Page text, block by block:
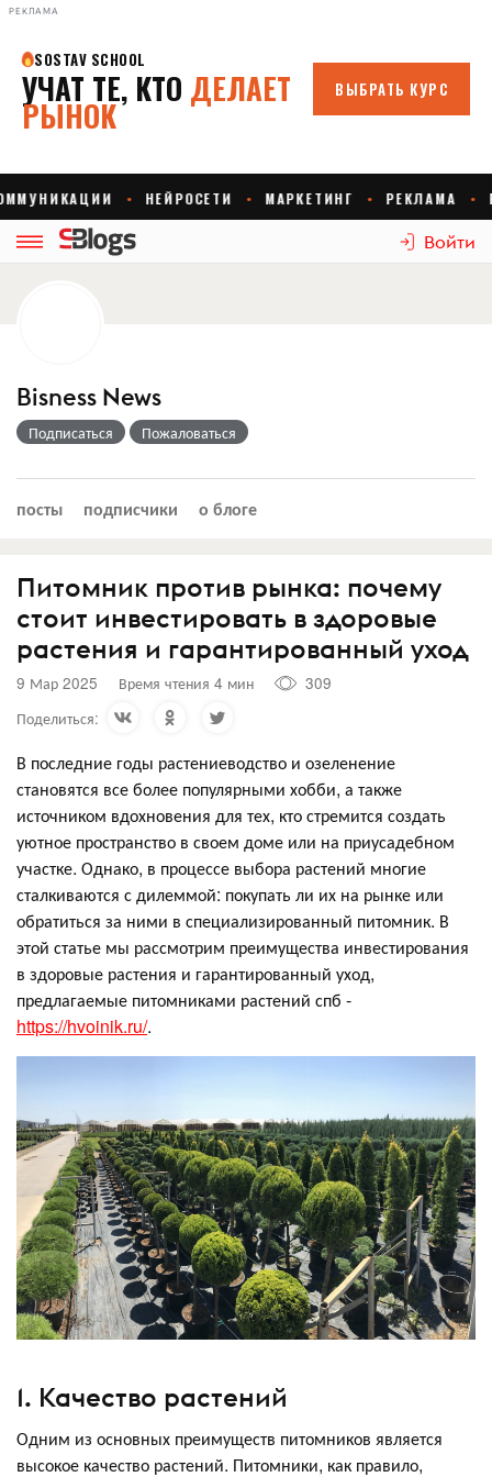
РЕКЛАМА
Войти
Bisness News
Подписаться Пожаловаться
посты подписчики о блоге
Питомник против рынка: почему
стоит инвестировать в здоровые
растения и гарантированный уход
9 Мар 2025 Время чтения 4 мин
309
Поделиться:
В последние годы растениеводство и озеленение
становятся все более популярными хобби, а также
источником вдохновения для тех, кто стремится создать
уютное пространство в своем доме или на приусадебном
участке. Однако, в процессе выбора растений многие
сталкиваются с дилеммой: покупать ли их на рынке или
обратиться за ними в специализированный питомник. В
этой статье мы рассмотрим преимущества инвестирования
в здоровые растения и гарантированный уход,
предлагаемые питомниками растений спб -
https://hvoinik.ru/.
1. Качество растений
Одним из основных преимуществ питомников является
высокое качество растений. Питомники, как правило,